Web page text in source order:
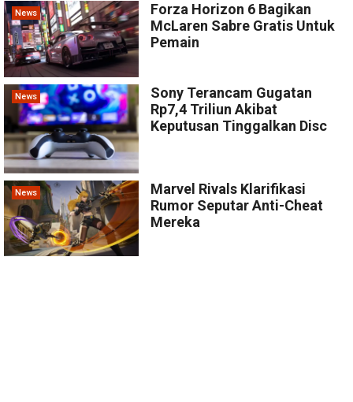
News
Forza Horizon 6 Bagikan
McLaren Sabre Gratis Untuk
Pemain
News
Sony Terancam Gugatan
Rp7,4 Triliun Akibat
Keputusan Tinggalkan Disc
News
Marvel Rivals Klarifikasi
Rumor Seputar Anti-Cheat
Mereka